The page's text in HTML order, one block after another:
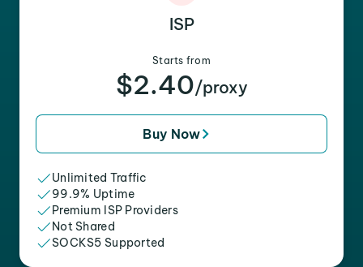
ISP
Starts from
$2.40/proxy
Buy Now
Unlimited Traffic
99.9% Uptime
Premium ISP Providers
Not Shared
SOCKS5 Supported